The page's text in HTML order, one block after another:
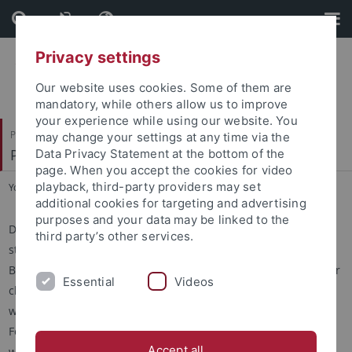
Skip
to
content
Skip
to
footer
Philosophische Fakultät
Philologisches Seminar
You are here: Startseite ... Lustrum
Diese im Verlag Vandenhoeck & Ruprecht erscheinende Reihe
steht nach Absicht und Stil in der Tradition der einst von C.
Bursian begründeten »Jahresberichte über die Fortschritte der
classischen Altertumswissenschaft«. Es werden kritisch
wertende Literaturberichte über internationale
Forschungsergebnisse und Entwicklungstendenzen auf
Privacy settings
Our website uses cookies. Some of them are
mandatory, while others allow us to improve
your experience while using our website. You
may change your settings at any time via the
Data Privacy Statement at the bottom of the
page. When you accept the cookies for video
playback, third-party providers may set
additional cookies for targeting and advertising
purposes and your data may be linked to the
third party’s other services.
Essential Videos